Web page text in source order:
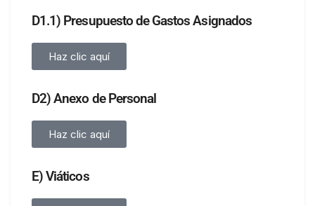
D1.1) Presupuesto de Gastos Asignados
Haz clic aquí
D2) Anexo de Personal
Haz clic aquí
E) Viáticos